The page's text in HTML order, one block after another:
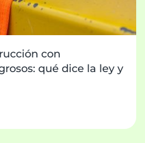
con
qué dice la ley y